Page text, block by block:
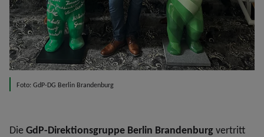
Foto: GdP-DG Berlin Brandenburg
DieGdP-Direktionsgruppe Berlin Brandenburgvertritt